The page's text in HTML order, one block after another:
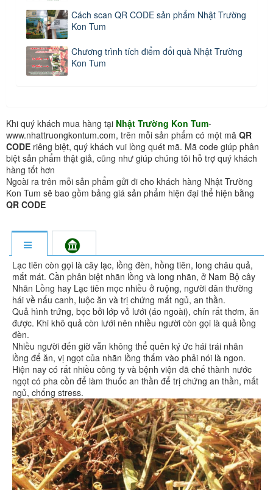
Cách scan QR CODE sản phẩm Nhật Trường
Kon Tum
Chương trình tích điểm đổi quà Nhật Trường
Kon Tum
Khi quý khách mua hàng tại Nhật Trường Kon Tum-
www.nhattruongkontum.com, trên mỗi sản phẩm có một mã QR
CODE riêng biệt, quý khách vui lòng quét mã. Mã code giúp phân
biệt sản phẩm thật giả, cũng như giúp chúng tôi hỗ trợ quý khách
hàng tốt hơn
Ngoài ra trên mỗi sản phẩm gửi đi cho khách hàng Nhật Trường
Kon Tum sẽ bao gồm bảng giá sản phẩm hiện đại thể hiện bằng
QR CODE
Lạc tiên còn gọi là cây lạc, lồng đèn, hồng tiên, long châu quả,
mắt mát. Cần phân biệt nhãn lồng và long nhãn, ở Nam Bộ cây
Nhãn Lồng hay Lạc tiên mọc nhiều ở ruộng, người dân thường
hái về nấu canh, luộc ăn và trị chứng mất ngủ, an thần.
Quả hình trứng, bọc bởi lớp vỏ lưới (áo ngoài), chín rất thơm, ăn
được. Khi khô quả còn lưới nên nhiều người còn gọi là quả lồng
đèn.
Nhiều người đến giờ vẫn không thể quên ký ức hái trái nhãn
lồng để ăn, vị ngọt của nhãn lồng thấm vào phải nói là ngon.
Hiện nay có rất nhiều công ty và bệnh viện đã chế thành nước
ngọt có pha cồn để làm thuốc an thần để trị chứng an thần, mất
ngủ, chống stress.